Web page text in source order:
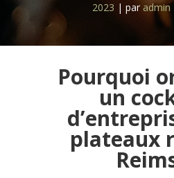
2023 |par admin
Pourquoi
un
plateaux